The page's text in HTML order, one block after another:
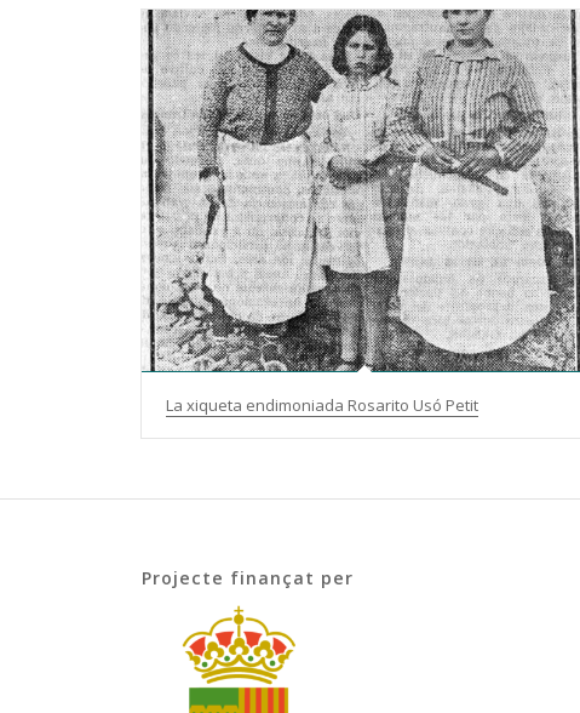
La xiqueta endimoniada Rosarito Usó Petit
Projecte finançat per